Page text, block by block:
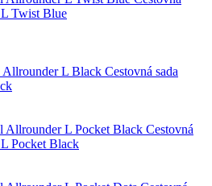
Twist Blue
Cestovná sada
Cestovná
Pocket Black